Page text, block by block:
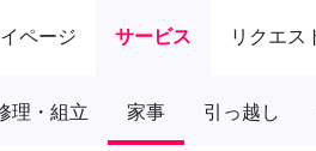
ページ サービス リクエス
理・組立 家事 引っ越し